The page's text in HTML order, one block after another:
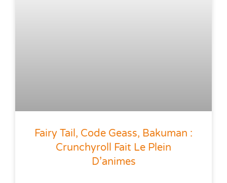
Fairy Tail, Code Geass, Bakuman :
Crunchyroll Fait Le Plein
D’animes